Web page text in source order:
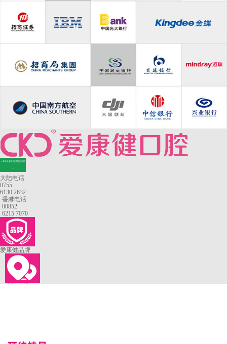
—香港长者医疗券指定牙科
大陆电话
0755
6130 2632
香港电话
00852
6215 7070
爱康健品牌